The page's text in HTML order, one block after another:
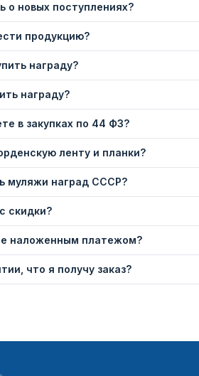
о новых поступлениях?
продукцию?
награду?
награду?
в закупках по 44 ФЗ?
ленту и планки?
муляжи наград СССР?
скидки?
наложенным платежом?
что я получу заказ?